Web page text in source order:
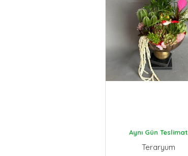
Aynı Gün Teslimat
Teraryum